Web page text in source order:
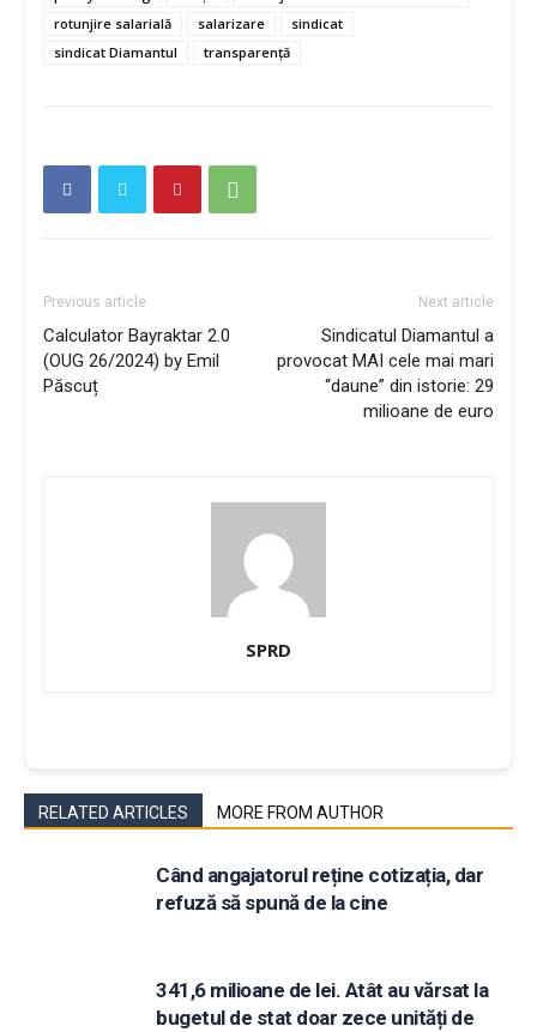
rotunjire salarială
salarizare
sindicat
sindicat Diamantul
transparență
Previous article
Calculator Bayraktar 2.0
(OUG 26/2024) by Emil
Păscuț
Next article
Sindicatul Diamantul a
provocat MAI cele mai mari
“daune” din istorie: 29
milioane de euro
SPRD
RELATED ARTICLES MORE FROM AUTHOR
Când angajatorul reține cotizația, dar
refuză să spună de la cine
341,6 milioane de lei. Atât au vărsat la
bugetul de stat doar zece unități de